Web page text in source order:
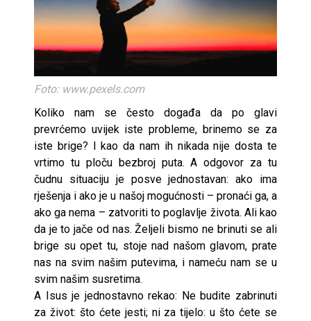
Foto: www.pexels.com
Koliko nam se često događa da po glavi
prevrćemo uvijek iste probleme, brinemo se za
iste brige? I kao da nam ih nikada nije dosta te
vrtimo tu ploču bezbroj puta. A odgovor za tu
čudnu situaciju je posve jednostavan: ako ima
rješenja i ako je u našoj mogućnosti – pronaći ga, a
ako ga nema – zatvoriti to poglavlje života. Ali kao
da je to jače od nas. Željeli bismo ne brinuti se ali
brige su opet tu, stoje nad našom glavom, prate
nas na svim našim putevima, i nameću nam se u
svim našim susretima.
A Isus je jednostavno rekao: Ne budite zabrinuti
za život: što ćete jesti; ni za tijelo: u što ćete se